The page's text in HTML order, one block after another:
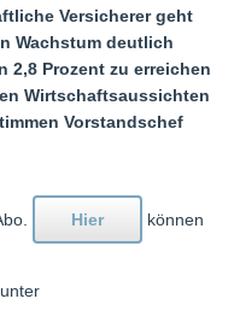
Versicherer geht
Wachstum deutlich
Prozent zu erreichen.
Wirtschaftsaussichten
Vorstandschef
Hier
können